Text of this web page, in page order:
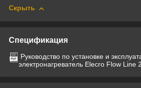
Скрыть
Спецификация
Руководство по установке и
электронагреватель Elecro Flow Line